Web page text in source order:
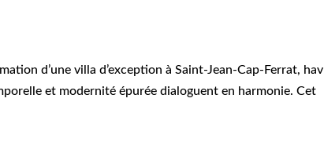
d’une villa d’exception à Saint-Jean-Cap-Ferrat,
et modernité épurée dialoguent en harmonie. Cet